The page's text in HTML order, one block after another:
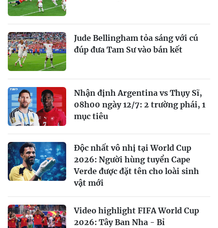
Jude Bellingham tỏa sáng với cú
đúp đưa Tam Sư vào bán kết
Nhận định Argentina vs Thụy Sĩ,
08h00 ngày 12/7: 2 trường phái, 1
mục tiêu
Độc nhất vô nhị tại World Cup
2026: Người hùng tuyển Cape
Verde được đặt tên cho loài sinh
vật mới
Video highlight FIFA World Cup
2026: Tây Ban Nha - Bỉ